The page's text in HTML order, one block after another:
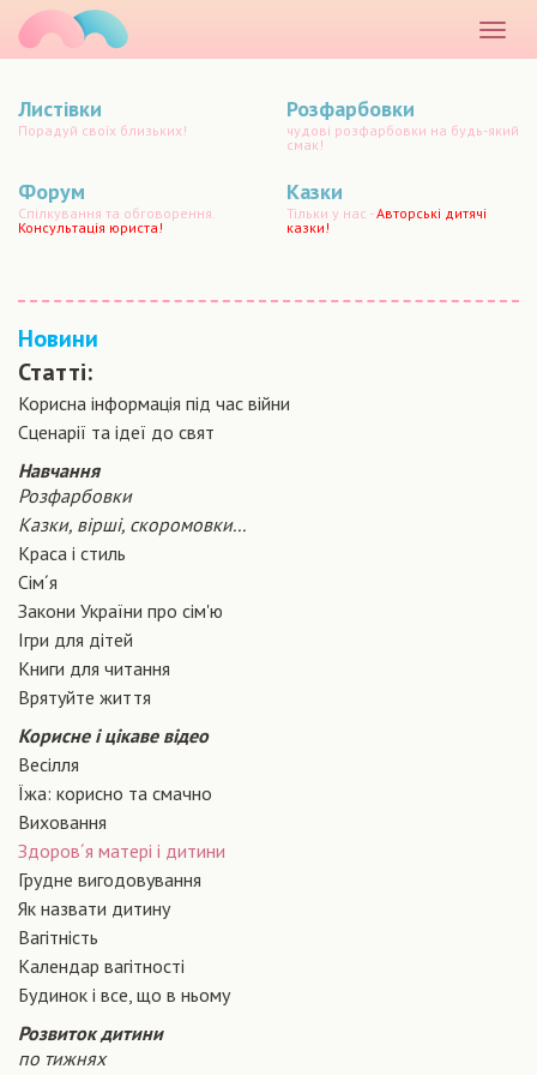
меню
Листівки
Порадуй своїх близьких!
Розфарбовки
чудові розфарбовки на будь-який
смак!
Форум
Спілкування та обговорення.
Консультація юриста!
Казки
Тільки у нас -Авторські дитячі
казки!
Новини
Статті:
Корисна інформація під час війни
Сценарiї та iдеї до свят
Навчання
Розфарбовки
Казки, вірші, скоромовки...
Краса і стиль
Сiм´я
Закони України про сiм'ю
Ігри для дітей
Книги для читання
Врятуйте життя
Корисне і цікаве відео
Весілля
Їжа: корисно та смачно
Виховання
Здоров´я матері і дитини
Грудне вигодовування
Як назвати дитину
Вагiтнiсть
Календар вагітності
Будинок і все, що в ньому
Розвиток дитини
по тижнях